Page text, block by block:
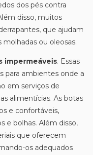
dos pés contra
disso, muitos
que ajudam
ou oleosas.
impermeáveis. Essas
para ambientes onde a
em serviços de
alimentícias. As botas
e confortáveis,
e bolhas. Além disso,
que oferecem
os adequados